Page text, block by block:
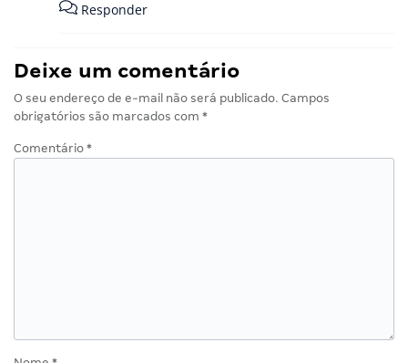
Responder
Deixe um comentário
O seu endereço de e-mail não será publicado. Campos
obrigatórios são marcados com *
Comentário *